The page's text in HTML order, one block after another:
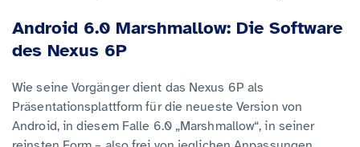
Android 6.0 Marshmallow: Die Software
des Nexus 6P
Wie seine Vorgänger dient das Nexus 6P als
Präsentationsplattform für die neueste Version von
Android, in diesem Falle 6.0 „Marshmallow“, in seiner